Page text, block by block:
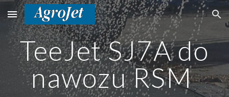
Skip to main content Skip to navigation
TeeJet SJ7A do
nawozu RSM